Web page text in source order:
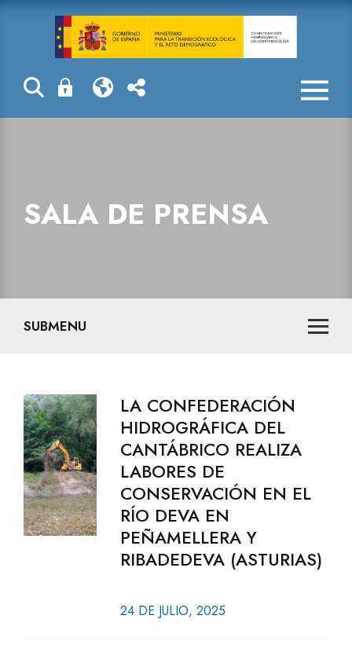
Sala de prensa
SALA DE PRENSA
SUBMENU
LA CONFEDERACIÓN
HIDROGRÁFICA DEL
CANTÁBRICO REALIZA
LABORES DE
CONSERVACIÓN EN EL
RÍO DEVA EN
PEÑAMELLERA Y
RIBADEDEVA (ASTURIAS)
24 DE JULIO, 2025